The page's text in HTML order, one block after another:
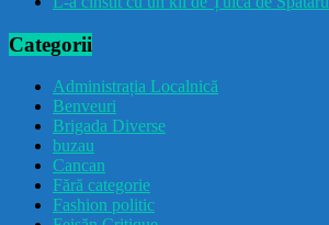
Categorii
Administrația Localnică
Benveuri
Brigada Diverse
buzau
Cancan
Fără categorie
Fashion politic